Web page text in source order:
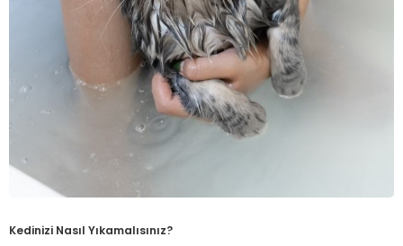
Kedinizi Nasıl Yıkamalısınız?